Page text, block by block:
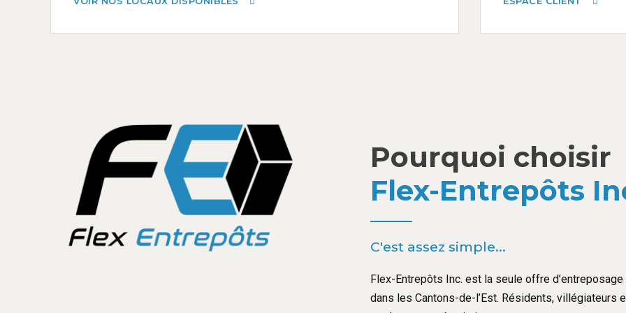
Pourquoi choisir
Flex-Entrepôts
C'est assez simple...
Flex-Entrepôts Inc. est la seule offre
dans les Cantons-de-l’Est. Résidents,